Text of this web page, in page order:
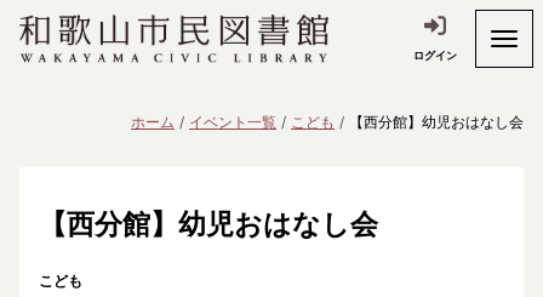
ログイン
ホーム イベント一覧 こども 【西分館】幼児おはなし会
【西分館】幼児おはなし会
こども